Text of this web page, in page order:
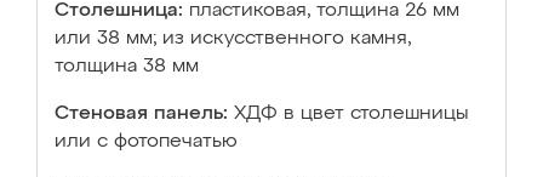
Столешница: пластиковая, толщина 26 мм
или 38 мм; из искусственного камня,
толщина 38 мм
Стеновая панель: ХДФ в цвет столешницы
или с фотопечатью